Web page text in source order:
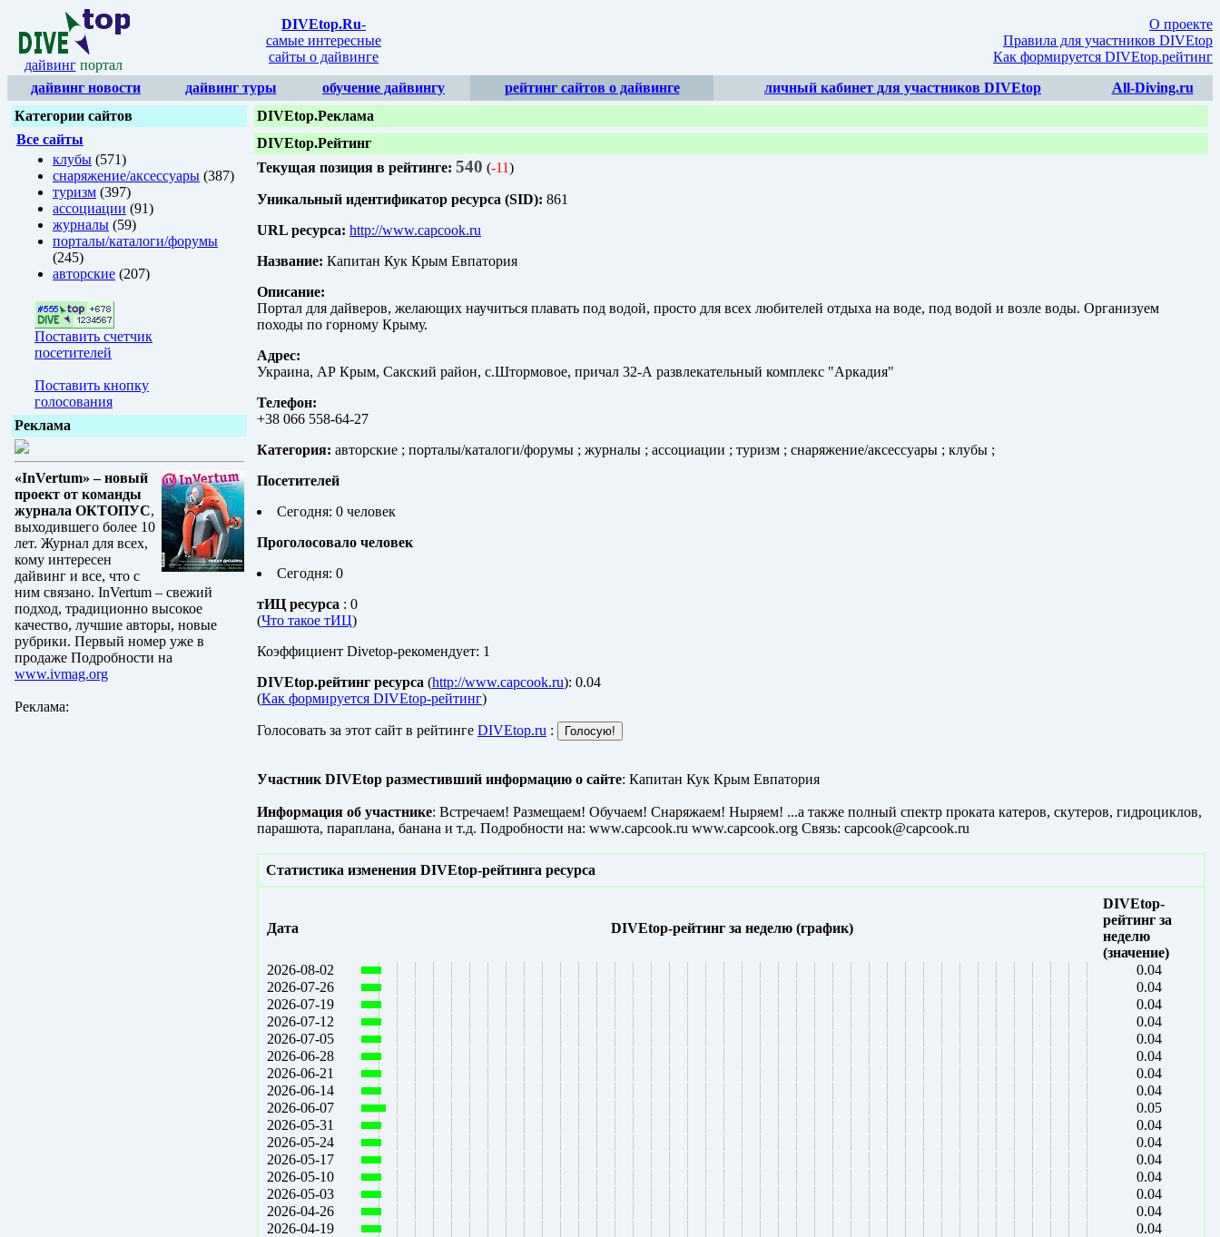
дайвинг портал
DIVEtop.Ru-
самые интересные
сайты о дайвинге
О проекте
Правила для участников DIVEtop
Как формируется DIVEtop.рейтинг
дайвинг новости
дайвинг туры обучение дайвингу рейтинг сайтов о дайвинге личный кабинет для участников DIVEtop
All-Diving.ru
Категории сайтов
Все сайты
клубы (571)
снаряжение/аксессуары (387)
туризм (397)
ассоциации (91)
журналы (59)
порталы/каталоги/форумы
(245)
авторские (207)
Поставить счетчик
посетителей
Поставить кнопку
голосования
Реклама
«InVertum» – новый
проект от команды
журнала ОКТОПУС,
выходившего более 10
лет. Журнал для всех,
кому интересен
дайвинг и все, что с
ним связано. InVertum – свежий
подход, традиционно высокое
качество, лучшие авторы, новые
рубрики. Первый номер уже в
продаже Подробности на
www.ivmag.org
Реклама:
DIVEtop.Реклама
DIVEtop.Рейтинг
Текущая позиция в рейтинге: 540 (-11)
Уникальный идентификатор ресурса (SID): 861
URL ресурса: http://www.capcook.ru
Название: Капитан Кук Крым Евпатория
Описание:
Портал для дайверов, желающих научиться плавать под водой, просто для всех любителей отдыха на воде, под водой и возле воды. Организуем
походы по горному Крыму.
Адрес:
Украина, АР Крым, Сакский район, с.Штормовое, причал 32-А развлекательный комплекс "Аркадия"
Телефон:
+38 066 558-64-27
Категория: авторские ; порталы/каталоги/форумы ; журналы ; ассоциации ; туризм ; снаряжение/аксессуары ; клубы ;
Посетителей
Сегодня: 0 человек
Проголосовало человек
Сегодня: 0
тИЦ ресурса : 0
(Что такое тИЦ)
Коэффициент Divetop-рекомендует: 1
DIVEtop.рейтинг ресурса (http://www.capcook.ru): 0.04
(Как формируется DIVEtop-рейтинг)
Голосовать за этот сайт в рейтинге DIVEtop.ru :
Участник DIVEtop разместивший информацию о сайте: Капитан Кук Крым Евпатория
Информация об участнике: Встречаем! Размещаем! Обучаем! Снаряжаем! Ныряем! ...а также полный спектр проката катеров, скутеров, гидроциклов,
парашюта, параплана, банана и т.д. Подробности на: www.capcook.ru www.capcook.org Связь: capcook@capcook.ru
Статистика изменения DIVEtop-рейтинга ресурса
Дата DIVEtop-рейтинг за неделю (график)
DIVEtop-
рейтинг за
неделю
(значение)
2026-08-02
0.04
2026-07-26
0.04
2026-07-19
0.04
2026-07-12
0.04
2026-07-05
0.04
2026-06-28
0.04
2026-06-21
0.04
2026-06-14
0.04
2026-06-07
0.05
2026-05-31
0.04
2026-05-24
0.04
2026-05-17
0.04
2026-05-10
0.04
2026-05-03
0.04
2026-04-26
0.04
2026-04-19
0.04